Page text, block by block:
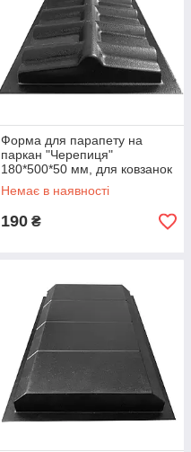
Форма для парапету на
паркан "Черепиця"
180*500*50 мм, для ковзанок
на паркан
Немає в наявності
190 ₴